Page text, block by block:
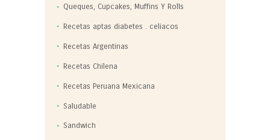
Queques, Cupcakes, Muffins Y Rolls
Recetas aptas diabetes . celiacos
Recetas Argentinas
Recetas Chilena
Recetas Peruana Mexicana
Saludable
Sandwich